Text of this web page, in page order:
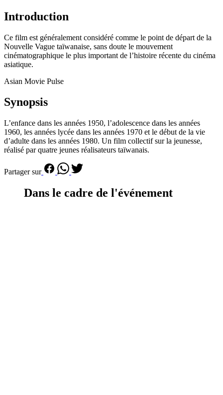
Introduction
Ce film est généralement considéré comme le point de départ de la
Nouvelle Vague taïwanaise, sans doute le mouvement
cinématographique le plus important de l’histoire récente du cinéma
asiatique.
Asian Movie Pulse
Synopsis
L’enfance dans les années 1950, l’adolescence dans les années
1960, les années lycée dans les années 1970 et le début de la vie
d’adulte dans les années 1980. Un film collectif sur la jeunesse,
réalisé par quatre jeunes réalisateurs taïwanais.
Partager sur
Dans le cadre de l'événement